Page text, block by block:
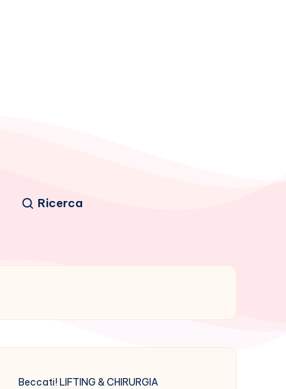
Ricerca
Beccati! LIFTING & CHIRURGIA